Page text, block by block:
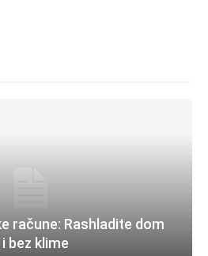
račune: Rashladite dom
bez klime